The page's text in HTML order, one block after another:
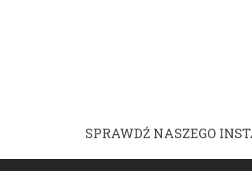
SPRAWDŹ NASZEGO